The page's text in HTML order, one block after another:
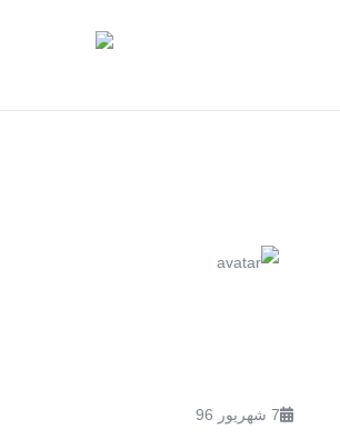
7 شهریور 96